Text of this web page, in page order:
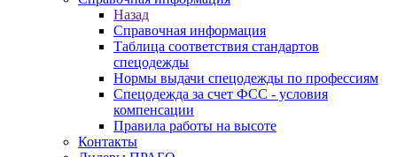
Назад
Справочная информация
Таблица соответствия стандартов
спецодежды
Нормы выдачи спецодежды по профессиям
Спецодежда за счет ФСС - условия
компенсации
Правила работы на высоте
Контакты